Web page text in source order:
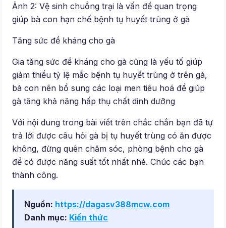
Ảnh 2: Vệ sinh chuồng trại là vấn đề quan trọng
giúp bà con hạn chế bệnh tụ huyết trùng ở gà
Tăng sức đề kháng cho gà
Gia tăng sức đề kháng cho gà cũng là yếu tố giúp
giảm thiểu tỷ lệ mắc bệnh tụ huyết trùng ở trên gà,
bà con nên bổ sung các loại men tiêu hoá để giúp
gà tăng khả năng hấp thụ chất dinh dưỡng
Với nội dung trong bài viết trên chắc chắn bạn đã tự
trả lời được câu hỏi gà bị tụ huyết trùng có ăn được
không, đừng quên chăm sóc, phòng bệnh cho gà
để có được năng suất tốt nhất nhé. Chúc các bạn
thành công.
Nguồn: https://dagasv388mcw.com
Danh mục: Kiến thức